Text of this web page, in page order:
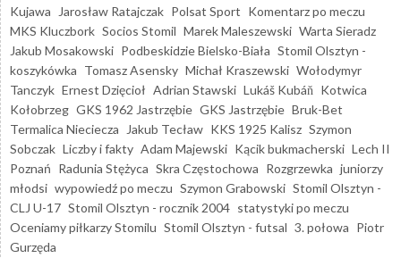
Kujawa
Jarosław Ratajczak Polsat Sport Komentarz po meczu
MKS Kluczbork Socios Stomil Marek Maleszewski Warta Sieradz
Jakub Mosakowski Podbeskidzie Bielsko-Biała Stomil Olsztyn -
koszykówka Tomasz Asensky Michał Kraszewski Wołodymyr
Tanczyk Ernest Dzięcioł Adrian Stawski Lukáš Kubáň Kotwica
Kołobrzeg GKS 1962 Jastrzębie GKS Jastrzębie Bruk-Bet
Termalica Nieciecza
Jakub Tecław KKS 1925 Kalisz Szymon
Sobczak Liczby i fakty Adam Majewski Kącik bukmacherski Lech II
Poznań Radunia Stężyca Skra Częstochowa Rozgrzewka juniorzy
młodsi wypowiedź po meczu Szymon Grabowski Stomil Olsztyn -
CLJ U-17 Stomil Olsztyn - rocznik 2004 statystyki po meczu
Oceniamy piłkarzy Stomilu Stomil Olsztyn - futsal 3. połowa Piotr
Gurzęda